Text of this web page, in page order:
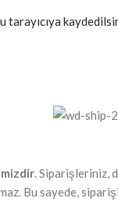
tarayıcıya
. Siparişleriniz,
Bu sayede,